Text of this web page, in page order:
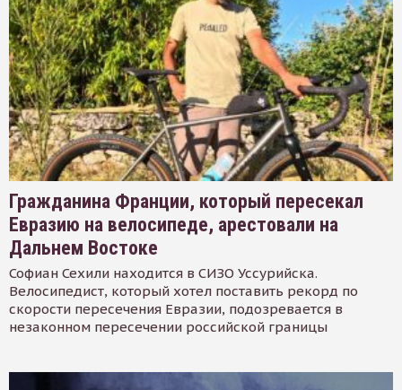
Гражданина Франции, который пересекал
Евразию на велосипеде, арестовали на
Дальнем Востоке
Софиан Сехили находится в СИЗО Уссурийска.
Велосипедист, который хотел поставить рекорд по
скорости пересечения Евразии, подозревается в
незаконном пересечении российской границы